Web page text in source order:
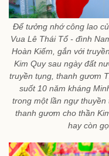
Để tưởng nhớ công lao
Vua Lê Thái Tổ - đình
Hoàn Kiếm, gắn với
Kim Quy sau ngày đất
truyền tụng, thanh gươm
suốt 10 năm kháng
trong một lần ngự thuyền
thanh gươm cho thần
hay còn